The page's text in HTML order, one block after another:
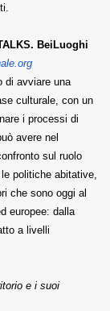
BeiLuoghi
di avviare una
culturale, con un
i processi di
avere nel
sul ruolo
politiche abitative,
che sono oggi al
europee: dalla
a livelli
e i suoi